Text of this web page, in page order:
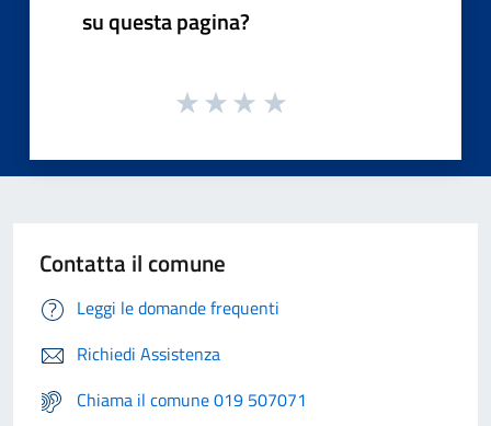
su questa pagina?
Contatta il comune
Leggi le domande frequenti
Richiedi Assistenza
Chiama il comune 019 507071